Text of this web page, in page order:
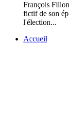
François
fictif de son
l'élection...
Accueil